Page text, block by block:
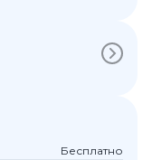
Бесплатно